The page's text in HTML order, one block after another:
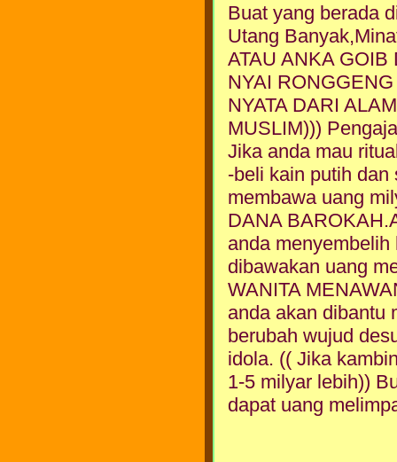
Buat yang berada
Utang
ATAU ANKA GOIB
NYAI
NYATA DARI
MUSLIM)))
Jika anda mau
-beli kain putih dan
membawa uang
DANA
anda
dibawakan uang
WANITA
anda akan dibantu
berubah wujud
idola. (( Jika
1-5 milyar lebih))
dapat uang